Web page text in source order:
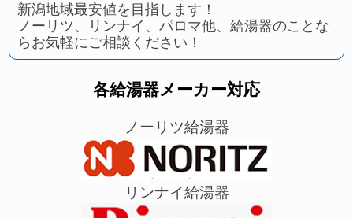
新潟地域最安値を目指します！
ノーリツ、リンナイ、パロマ他、給湯器のことな
らお気軽にご相談ください！
各給湯器メーカー対応
ノーリツ給湯器
リンナイ給湯器